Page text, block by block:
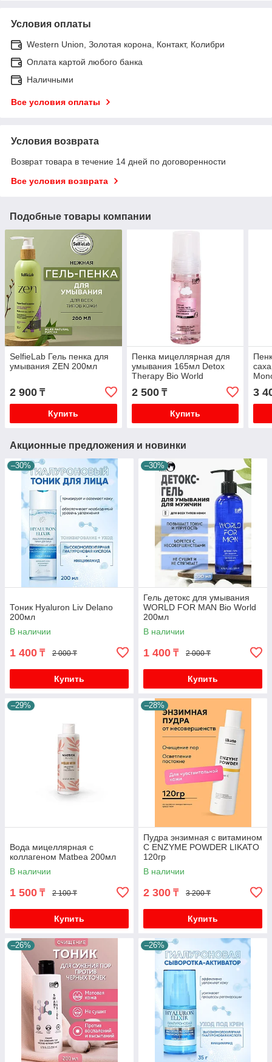
Условия оплаты
Western Union, Золотая корона, Контакт, Колибри
Оплата картой любого банка
Наличными
Все условия оплаты
Условия возврата
Возврат товара в течение 14 дней по договоренности
Все условия возврата
Подобные товары компании
SelfieLab Гель пенка для
умывания ZEN 200мл
2 900 ₸
Купить
Пенка мицеллярная для
умывания 165мл Detox
Therapy Bio World
2 500₸
Купить
3
Акционные предложения и новинки
–30%
Тоник Hyaluron Liv Delano
200мл
В наличии
1 400 ₸ 2 000 ₸
Купить
–30%
Гель детокс для умывания
WORLD FOR MAN Bio World
200мл
В наличии
1 400 ₸ 2 000 ₸
Купить
–29%
Вода мицеллярная с
коллагеном Matbea 200мл
В наличии
1 500 ₸ 2 100 ₸
Купить
–28%
Пудра энзимная с витамином
C ENZYME POWDER LIKATO
120гр
В наличии
2 300 ₸ 3 200 ₸
Купить
–26% –26%